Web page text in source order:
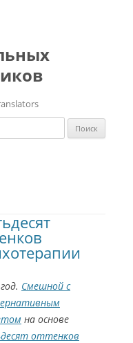
Смешной с
на основе
оттенков